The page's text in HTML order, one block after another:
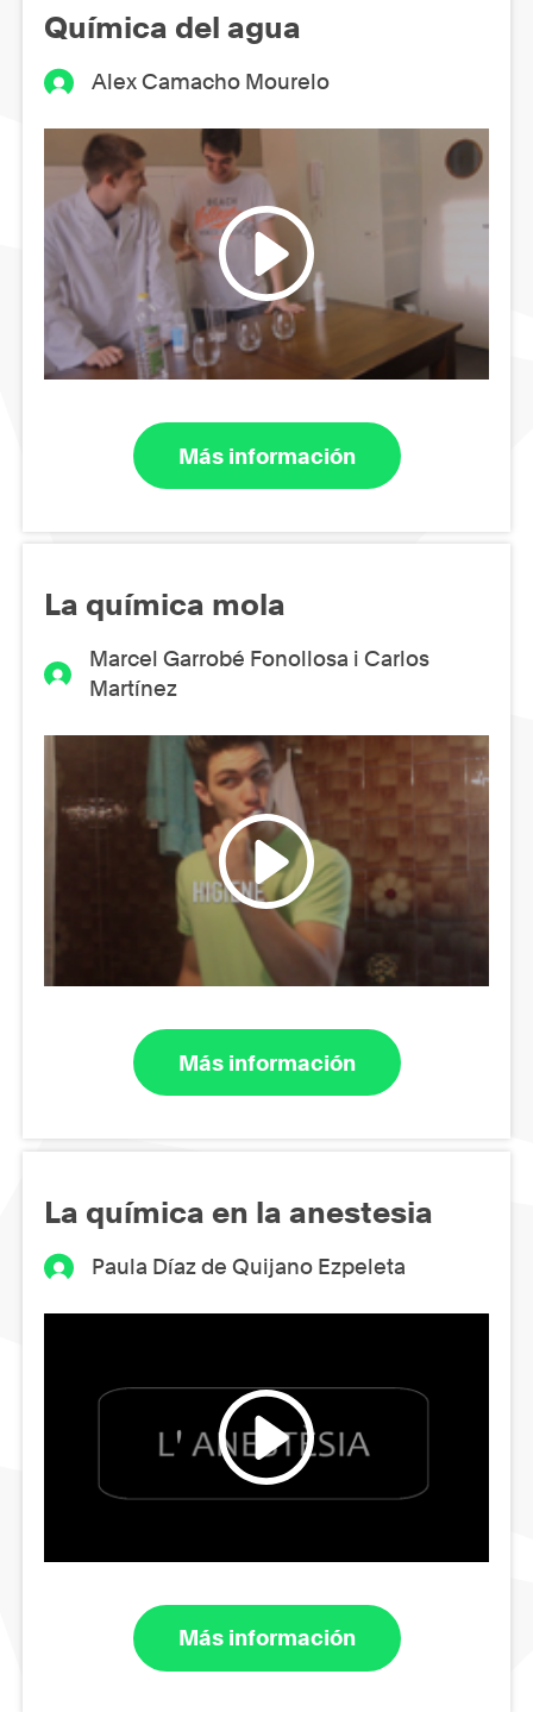
Química del agua
Alex Camacho Mourelo
Más información
La química mola
Marcel Garrobé Fonollosa i Carlos
Martínez
Más información
La química en la anestesia
Paula Díaz de Quijano Ezpeleta
Más información